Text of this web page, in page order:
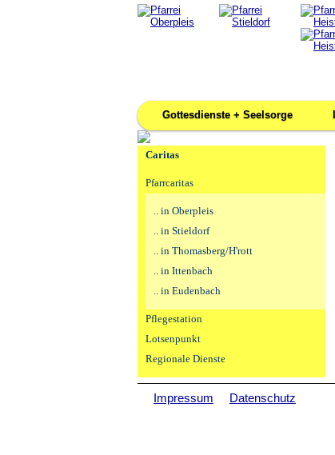
Gottesdienste + Seelsorge
Caritas
Pfarrcaritas
.. in Oberpleis
.. in Stieldorf
.. in Thomasberg/H'rott
.. in Ittenbach
.. in Eudenbach
Pflegestation
Lotsenpunkt
Regionale Dienste
Impressum Datenschutz